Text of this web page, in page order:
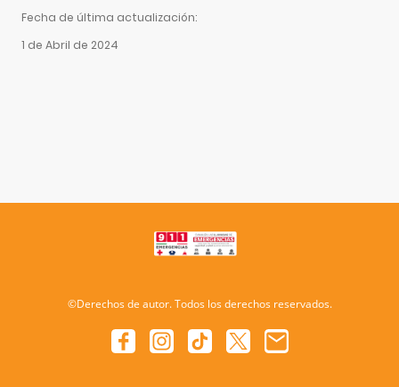
Fecha de última actualización:
1 de Abril de 2024
©Derechos de autor. Todos los derechos reservados.